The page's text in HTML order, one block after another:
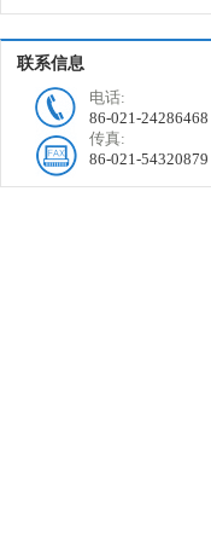
联系信息
电话:
86-021-24286468
传真:
86-021-54320879